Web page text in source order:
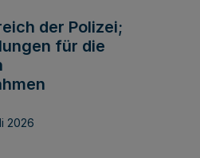
der Polizei;
für die
2026